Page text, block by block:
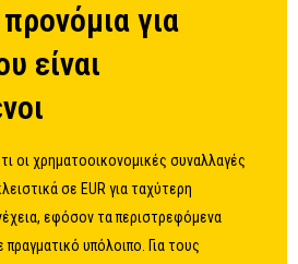
για
είναι
οι χρηματοοικονομικές συναλλαγές
σε EUR για ταχύτερη
εφόσον τα περιστρεφόμενα
υπόλοιπο. Για τους